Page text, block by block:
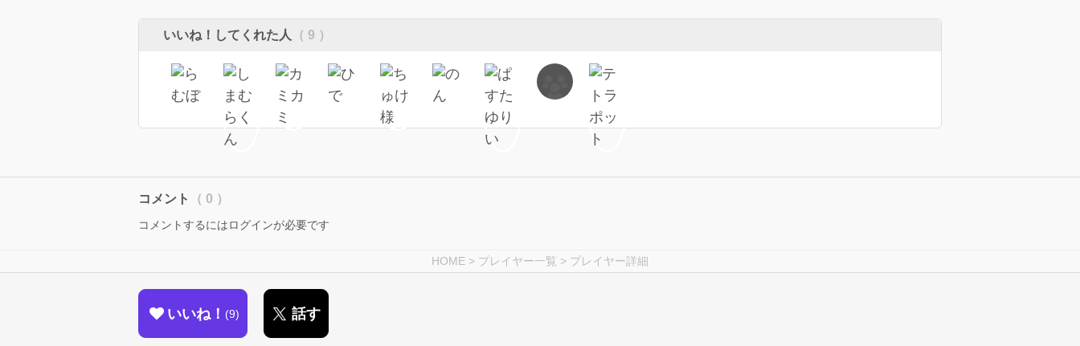
いいね！してくれた人 （ 9 ）
コメント （ 0 ）
コメントするにはログインが必要です
HOME > プレイヤー一覧 > プレイヤー詳細
いいね！ 9 話す